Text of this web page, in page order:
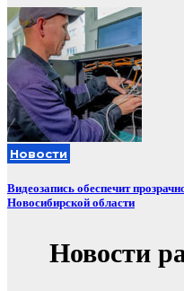
Новости
Видеозапись обеспечит
Новосибирской области